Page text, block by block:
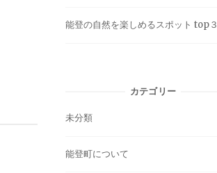
能登の自然を楽しめるスポット top３
カテゴリー
未分類
能登町について